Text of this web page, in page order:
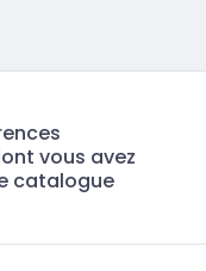
vous avez
catalogue